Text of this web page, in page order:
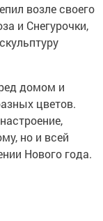
возле своего
и Снегурочки,
домом и
цветов.
но и всей
Нового года.